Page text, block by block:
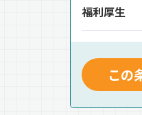
福利厚生
この